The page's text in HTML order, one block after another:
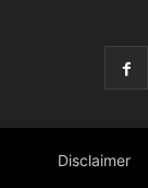
Disclaimer